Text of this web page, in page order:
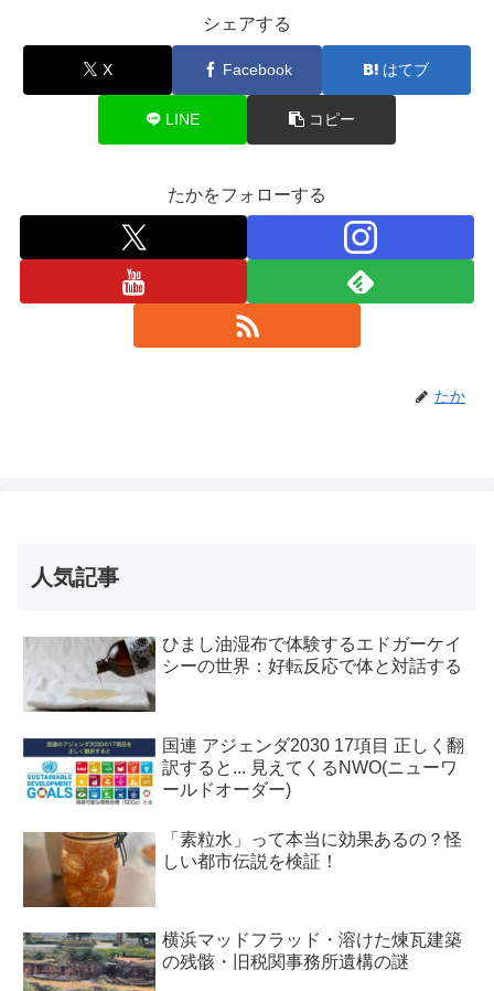
シェアする
X Facebook はてブ
LINE コピー
たかをフォローする
たか
人気記事
ひまし油湿布で体験するエドガーケイ
シーの世界：好転反応で体と対話する
国連 アジェンダ2030 17項目 正しく翻
訳すると... 見えてくるNWO(ニューワ
ールドオーダー)
「素粒水」って本当に効果あるの？怪
しい都市伝説を検証！
横浜マッドフラッド・溶けた煉瓦建築
の残骸・旧税関事務所遺構の謎